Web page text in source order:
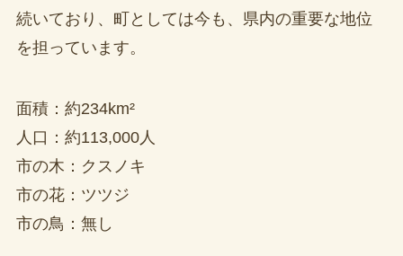
続いており、町としては今も、県内の重要な地位
を担っています。
面積：約234km²
人口：約113,000人
市の木：クスノキ
市の花：ツツジ
市の鳥：無し